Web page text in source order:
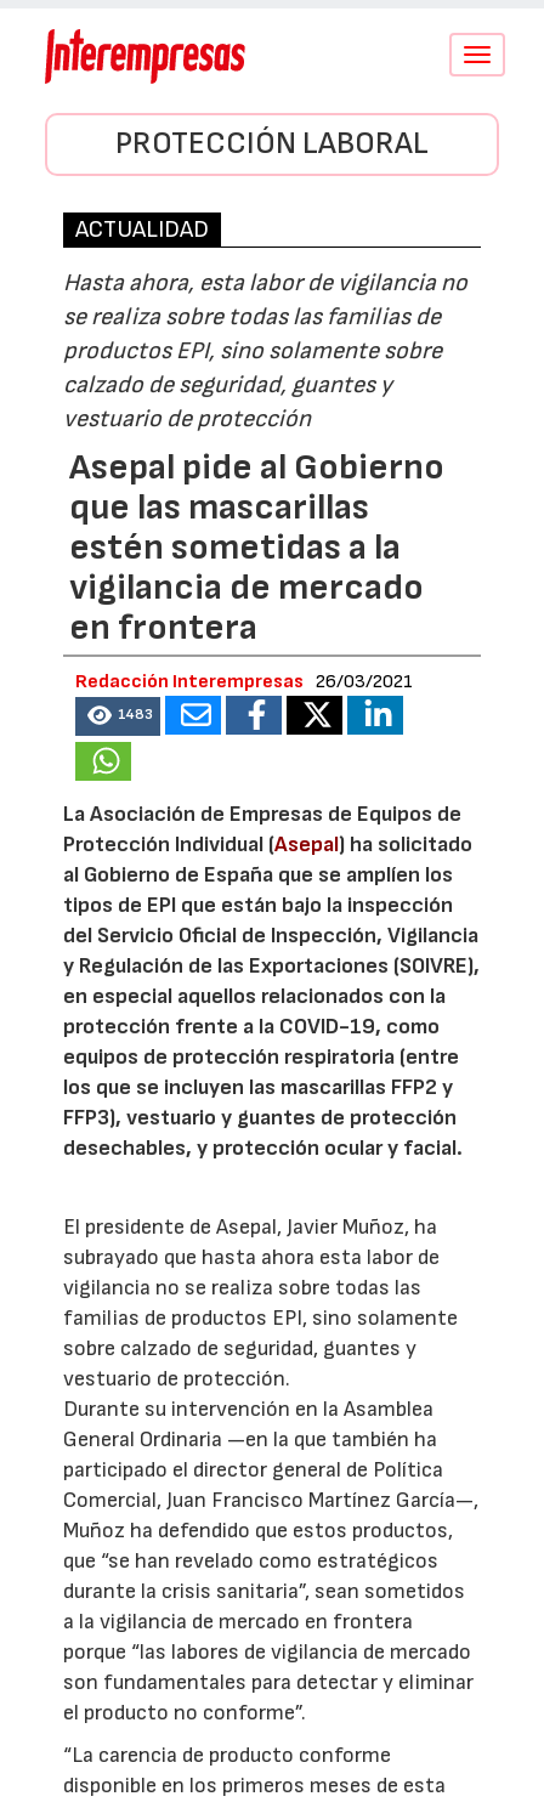
Conmutar
PROTECCIÓN LABORAL
ACTUALIDAD
Hasta ahora, esta labor de vigilancia no
se realiza sobre todas las familias de
productos EPI, sino solamente sobre
calzado de seguridad, guantes y
vestuario de protección
Asepal pide al Gobierno
que las mascarillas
estén sometidas a la
vigilancia de mercado
en frontera
Redacción Interempresas 26/03/2021
1483
La Asociación de Empresas de Equipos de
Protección Individual (Asepal) ha solicitado
al Gobierno de España que se amplíen los
tipos de EPI que están bajo la inspección
del Servicio Oficial de Inspección, Vigilancia
y Regulación de las Exportaciones (SOIVRE),
en especial aquellos relacionados con la
protección frente a la COVID-19, como
equipos de protección respiratoria (entre
los que se incluyen las mascarillas FFP2 y
FFP3), vestuario y guantes de protección
desechables, y protección ocular y facial.
El presidente de Asepal, Javier Muñoz, ha
subrayado que hasta ahora esta labor de
vigilancia no se realiza sobre todas las
familias de productos EPI, sino solamente
sobre calzado de seguridad, guantes y
vestuario de protección.
Durante su intervención en la Asamblea
General Ordinaria —en la que también ha
participado el director general de Política
Comercial, Juan Francisco Martínez García—,
Muñoz ha defendido que estos productos,
que “se han revelado como estratégicos
durante la crisis sanitaria”, sean sometidos
a la vigilancia de mercado en frontera
porque “las labores de vigilancia de mercado
son fundamentales para detectar y eliminar
el producto no conforme”.
“La carencia de producto conforme
disponible en los primeros meses de esta